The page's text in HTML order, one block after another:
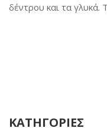
δέντρου και τα γλυκά.
ΚΑΤΗΓΟΡΙΕΣ